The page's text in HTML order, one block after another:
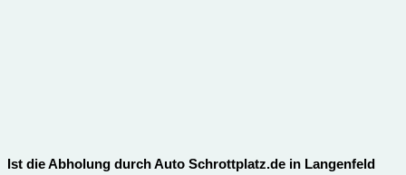
Ist die Abholung durch Auto Schrottplatz.de in Langenfeld